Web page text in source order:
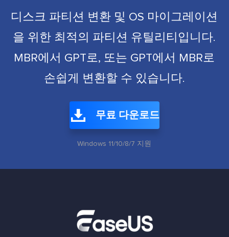
디스크 파티션 변환 및 OS 마이그레이션
을 위한 최적의 파티션 유틸리티입니다.
MBR에서 GPT로, 또는 GPT에서 MBR로
손쉽게 변환할 수 있습니다.
무료 다운로드
Windows 11/10/8/7 지원